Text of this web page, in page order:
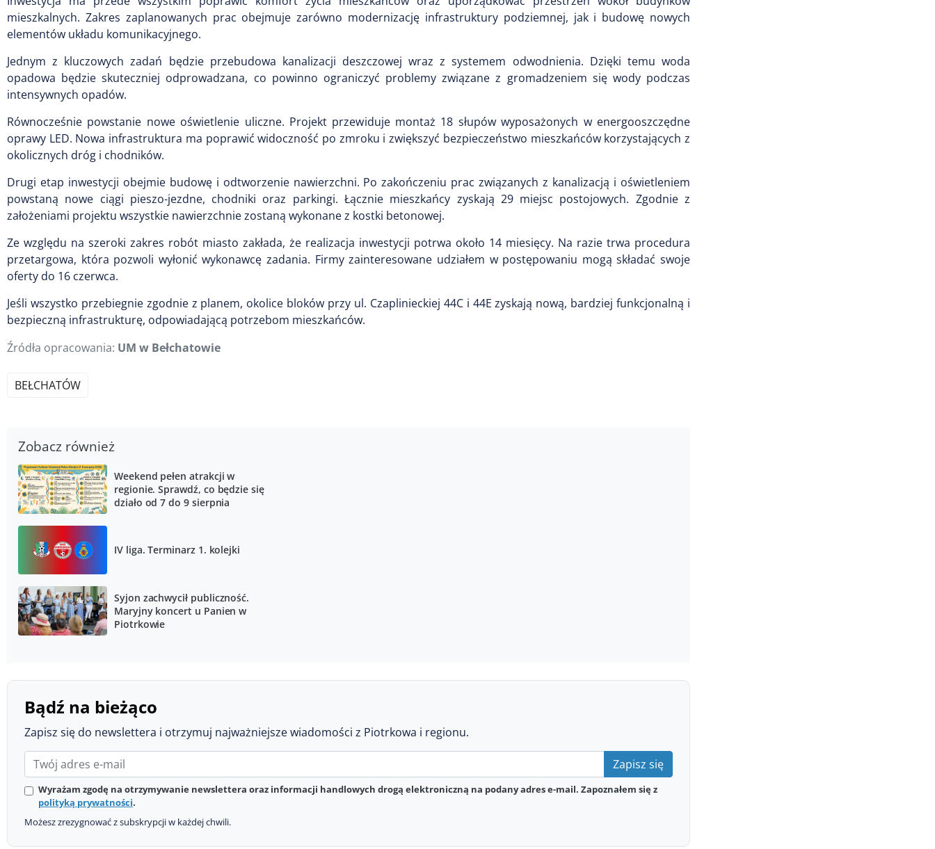
mieszkalnych. Zakres zaplanowanych prac obejmuje zarówno modernizację infrastruktury podziemnej, jak i budowę nowych
elementów układu komunikacyjnego.
Jednym z kluczowych zadań będzie przebudowa kanalizacji deszczowej wraz z systemem odwodnienia. Dzięki temu woda
opadowa będzie skuteczniej odprowadzana, co powinno ograniczyć problemy związane z gromadzeniem się wody podczas
intensywnych opadów.
Równocześnie powstanie nowe oświetlenie uliczne. Projekt przewiduje montaż 18 słupów wyposażonych w energooszczędne
oprawy LED. Nowa infrastruktura ma poprawić widoczność po zmroku i zwiększyć bezpieczeństwo mieszkańców korzystających z
okolicznych dróg i chodników.
Drugi etap inwestycji obejmie budowę i odtworzenie nawierzchni. Po zakończeniu prac związanych z kanalizacją i oświetleniem
powstaną nowe ciągi pieszo-jezdne, chodniki oraz parkingi. Łącznie mieszkańcy zyskają 29 miejsc postojowych. Zgodnie z
założeniami projektu wszystkie nawierzchnie zostaną wykonane z kostki betonowej.
Ze względu na szeroki zakres robót miasto zakłada, że realizacja inwestycji potrwa około 14 miesięcy. Na razie trwa procedura
przetargowa, która pozwoli wyłonić wykonawcę zadania. Firmy zainteresowane udziałem w postępowaniu mogą składać swoje
oferty do 16 czerwca.
Jeśli wszystko przebiegnie zgodnie z planem, okolice bloków przy ul. Czaplinieckiej 44C i 44E zyskają nową, bardziej funkcjonalną i
bezpieczną infrastrukturę, odpowiadającą potrzebom mieszkańców.
Źródła opracowania: UM w Bełchatowie
BEŁCHATÓW
Zobacz również
Weekend pełen atrakcji w
regionie. Sprawdź, co będzie się
działo od 7 do 9 sierpnia
IV liga. Terminarz 1. kolejki
Syjon zachwycił publiczność.
Maryjny koncert u Panien w
Piotrkowie
Bądź na bieżąco
Zapisz się do newslettera i otrzymuj najważniejsze wiadomości z Piotrkowa i regionu.
Zapisz się
Wyrażam zgodę na otrzymywanie newslettera oraz informacji handlowych drogą elektroniczną na podany adres e-mail. Zapoznałem się z
polityką prywatności.
Możesz zrezygnować z subskrypcji w każdej chwili.